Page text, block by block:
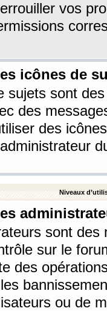
vos
icônes de
sujets sont
des
des
Niveaux
sont
sur le
des
ou de